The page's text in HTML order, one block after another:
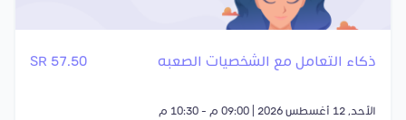
ذكاء التعامل مع الشخصيات الصعبه 57.50 SR
الأحد, 12 أغسطس 2026 | 09:00 م - 10:30 م